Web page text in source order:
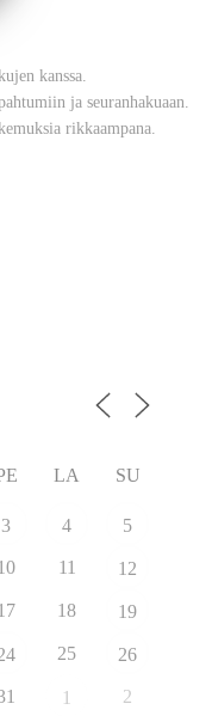
kanssa.
ja seuranhakuaan.
rikkaampana.
LA SU
3 4 5
11 12
18 19
25 26
1 2